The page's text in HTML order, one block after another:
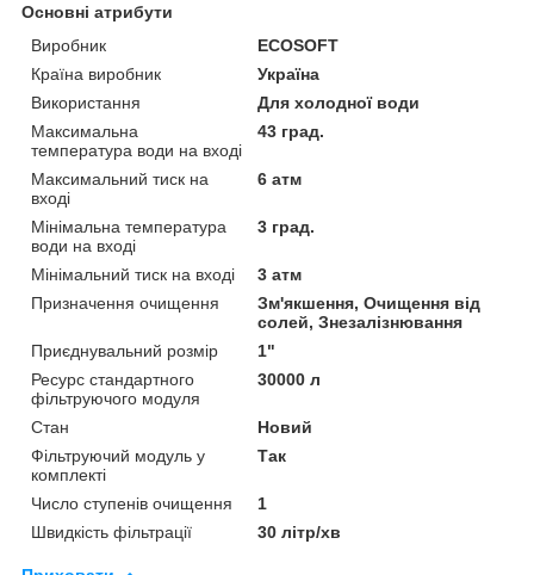
Основні атрибути
Виробник
ECOSOFT
Країна виробник
Україна
Використання
Для холодної води
Максимальна
температура води на вході
43 град.
Максимальний тиск на
вході
6 атм
Мінімальна температура
води на вході
3 град.
Мінімальний тиск на вході
3 атм
Призначення очищення
Зм'якшення, Очищення від
солей, Знезалізнювання
Приєднувальний розмір
1"
Ресурс стандартного
фільтруючого модуля
30000 л
Стан
Новий
Фільтруючий модуль у
комплекті
Так
Число ступенів очищення
1
Швидкість фільтрації
30 літр/хв